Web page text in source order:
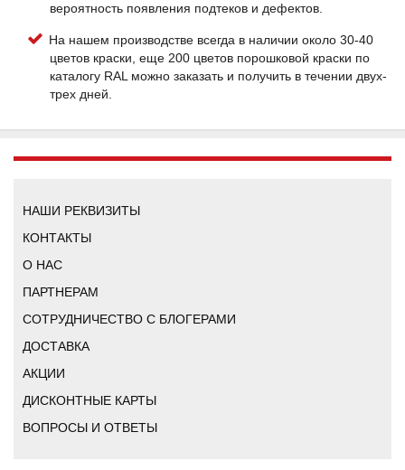
вероятность появления подтеков и дефектов.
На нашем производстве всегда в наличии около 30-40
цветов краски, еще 200 цветов порошковой краски по
каталогу RAL можно заказать и получить в течении двух-
трех дней.
НАШИ РЕКВИЗИТЫ
КОНТАКТЫ
О НАС
ПАРТНЕРАМ
СОТРУДНИЧЕСТВО С БЛОГЕРАМИ
ДОСТАВКА
АКЦИИ
ДИСКОНТНЫЕ КАРТЫ
ВОПРОСЫ И ОТВЕТЫ